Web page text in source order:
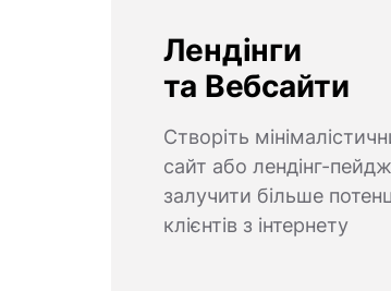
Лендінги
та Вебсайти
Створіть
сайт або лендінг-
залучити більше
клієнтів з інтернету